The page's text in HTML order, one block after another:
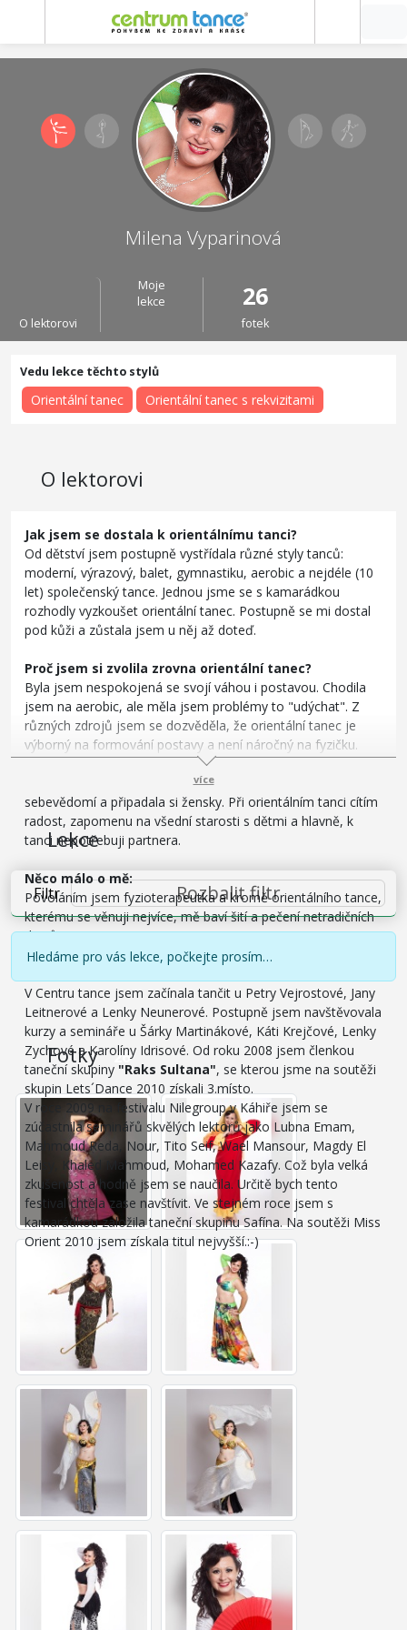
Milena Vyparinová
O lektorovi
Moje
lekce
26
fotek
Orientální tanec Orientální tanec s rekvizitami
O lektorovi
Jak jsem se dostala k orientálnímu tanci?
Od dětství jsem postupně vystřídala různé styly tanců:
moderní, výrazový, balet, gymnastiku, aerobic a nejdéle (10
let) společenský tance. Jednou jsme se s kamarádkou
rozhodly vyzkoušet orientální tanec. Postupně se mi dostal
pod kůži a zůstala jsem u něj až doteď.
Proč jsem si zvolila zrovna orientální tanec?
Byla jsem nespokojená se svojí váhou i postavou. Chodila
jsem na aerobic, ale měla jsem problémy to "udýchat". Z
různých zdrojů jsem se dozvěděla, že orientální tanec je
výborný na formování postavy a není náročný na fyzičku.
Teď to mohu potvrdit, jak se mi postava začala měnit k
lepšímu, více jsem se sama sobě líbila, opět jsem získala
sebevědomí a připadala si žensky. Při orientálním tanci cítím
radost, zapomenu na všední starosti s dětmi a hlavně, k
tanci nepotřebuji partnera.
Něco málo o mě:
Povoláním jsem fyzioterapeutka a kromě orientálního tance,
kterému se věnuji nejvíce, mě baví šití a pečení netradičních
dortů.
V Centru tance jsem začínala tančit u Petry Vejrostové, Jany
Leitnerové a Lenky Neunerové. Postupně jsem navštěvovala
kurzy a semináře u Šárky Martinákové, Káti Krejčové, Lenky
Zychové a Karolíny Idrisové. Od roku 2008 jsem členkou
taneční skupiny "Raks Sultana", se kterou jsme na soutěži
skupin Lets´Dance 2010 získali 3.místo.
V roce 2009 na festivalu Nilegroup v Káhiře jsem se
zúčastnila seminářů skvělých lektorů jako Lubna Emam,
Mahmoud Reda, Nour, Tito Seif, Wael Mansour, Magdy El
Leisy, Khaled Mahmoud, Mohamed Kazafy. Což byla velká
zkušenost a hodně jsem se naučila. Určitě bych tento
festival chtěla zase navštívit. Ve stejném roce jsem s
kamarádkou založila taneční skupinu Safína. Na soutěži Miss
Orient 2010 jsem získala titul nejvyšší.:-)
více
Lekce
Filtr Rozbalit filtr
Hledáme pro vás lekce, počkejte prosím…
Fotky 26